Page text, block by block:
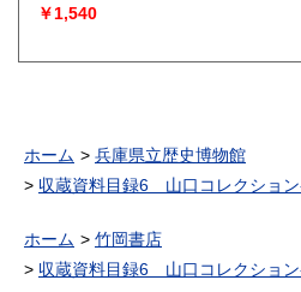
￥1,540
ホーム
兵庫県立歴史博物館
収蔵資料目録6 山口コレクショ
ホーム
竹岡書店
収蔵資料目録6 山口コレクショ